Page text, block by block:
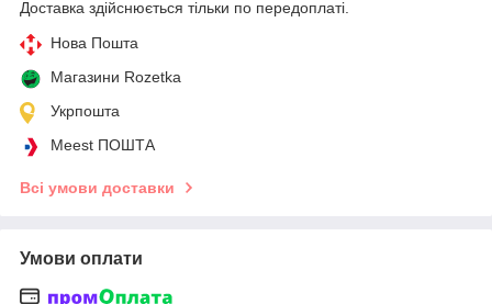
Доставка здійснюється тільки по передоплаті.
Нова Пошта
Магазини Rozetka
Укрпошта
Meest ПОШТА
Всі умови доставки
Умови оплати